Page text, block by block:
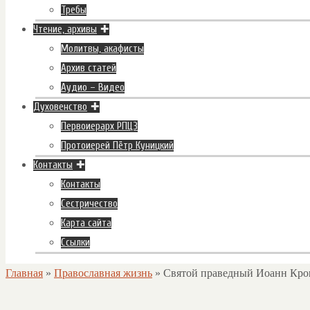
Требы
Чтение, архивы
Молитвы, акафисты
Архив статей
Аудио – Видео
Духовенство
Первоиерарх РПЦЗ
Протоиерей Пётр Куницкий
Контакты
Контакты
Сестричество
Карта сайта
Ссылки
Главная » Православная жизнь » Святой праведный Иоанн